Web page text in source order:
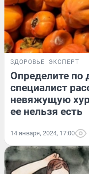
ЗДОРОВЬЕ ЭКСПЕРТ
Определите по
специалист
невяжущую
ее нельзя есть
14 января, 2024, 17:00